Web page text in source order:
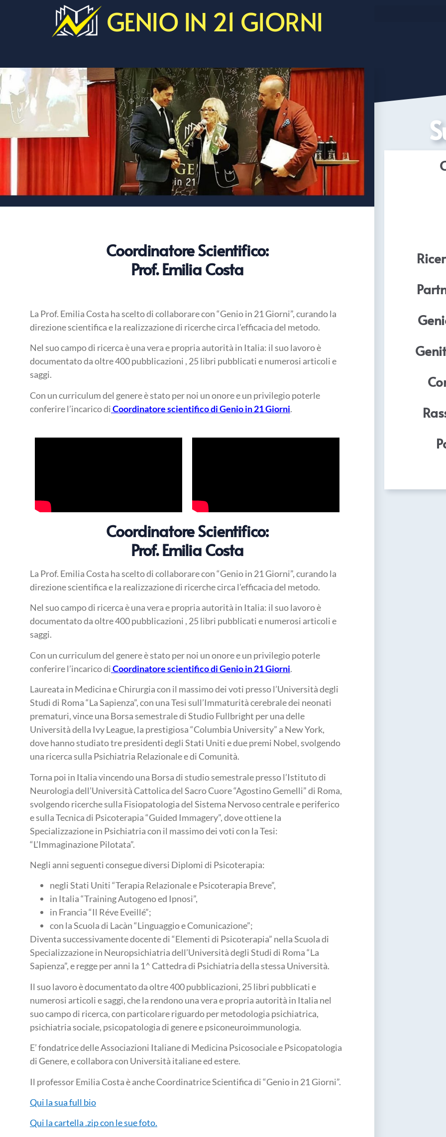
GENIO IN 21 GIORNI
Coordinatore Scientifico:
Prof. Emilia Costa
La Prof. Emilia Costa ha scelto di collaborare con “Genio in 21 Giorni”, curando la
direzione scientifica e la realizzazione di ricerche circa l’efficacia del metodo.
Nel suo campo di ricerca è una vera e propria autorità in Italia: il suo lavoro è
documentato da oltre 400 pubblicazioni , 25 libri pubblicati e numerosi articoli e
saggi.
Con un curriculum del genere è stato per noi un onore e un privilegio poterle
conferire l’incarico diCoordinatore scientifico di Genio in 21 Giorni.
Coordinatore Scientifico:
Prof. Emilia Costa
La Prof. Emilia Costa ha scelto di collaborare con “Genio in 21 Giorni”, curando la
direzione scientifica e la realizzazione di ricerche circa l’efficacia del metodo.
Nel suo campo di ricerca è una vera e propria autorità in Italia: il suo lavoro è
documentato da oltre 400 pubblicazioni , 25 libri pubblicati e numerosi articoli e
saggi.
Con un curriculum del genere è stato per noi un onore e un privilegio poterle
conferire l’incarico diCoordinatore scientifico di Genio in 21 Giorni.
Laureata in Medicina e Chirurgia con il massimo dei voti presso l’Università degli
Studi di Roma “La Sapienza”, con una Tesi sull’Immaturità cerebrale dei neonati
prematuri, vince una Borsa semestrale di Studio Fullbright per una delle
Università della Ivy League, la prestigiosa “Columbia University” a New York,
dove hanno studiato tre presidenti degli Stati Uniti e due premi Nobel, svolgendo
una ricerca sulla Psichiatria Relazionale e di Comunità.
Torna poi in Italia vincendo una Borsa di studio semestrale presso l’Istituto di
Neurologia dell’Università Cattolica del Sacro Cuore “Agostino Gemelli” di Roma,
svolgendo ricerche sulla Fisiopatologia del Sistema Nervoso centrale e periferico
e sulla Tecnica di Psicoterapia “Guided Immagery”, dove ottiene la
Specializzazione in Psichiatria con il massimo dei voti con la Tesi:
“L’Immaginazione Pilotata”.
Negli anni seguenti consegue diversi Diplomi di Psicoterapia:
negli Stati Uniti “Terapia Relazionale e Psicoterapia Breve”,
in Italia “Training Autogeno ed Ipnosi”,
in Francia “Il Réve Eveillé”;
con la Scuola di Lacàn “Linguaggio e Comunicazione”;
Diventa successivamente docente di “Elementi di Psicoterapia” nella Scuola di
Specializzazione in Neuropsichiatria dell’Università degli Studi di Roma “La
Sapienza”, e regge per anni la 1^ Cattedra di Psichiatria della stessa Università.
Il suo lavoro è documentato da oltre 400 pubblicazioni, 25 libri pubblicati e
numerosi articoli e saggi, che la rendono una vera e propria autorità in Italia nel
suo campo di ricerca, con particolare riguardo per metodologia psichiatrica,
psichiatria sociale, psicopatologia di genere e psiconeuroimmunologia.
E’ fondatrice delle Associazioni Italiane di Medicina Psicosociale e Psicopatologia
di Genere, e collabora con Università italiane ed estere.
Il professor Emilia Costa è anche Coordinatrice Scientifica di “Genio in 21 Giorni”.
Qui la sua full bio
Qui la cartella .zip con le sue foto.